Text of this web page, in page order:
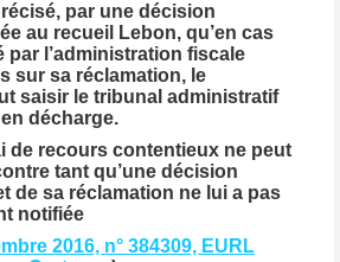
par une décision
au recueil Lebon, qu’en cas
par l’administration fiscale
sur sa réclamation, le
saisir le tribunal administratif
décharge.
de recours contentieux ne peut
tant qu’une décision
de sa réclamation ne lui a pas
notifiée
2016, n° 384309, EURL